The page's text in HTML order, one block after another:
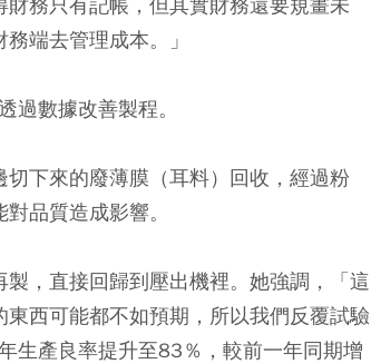
端去管理成本。」
數據改善製程。
下來的廢薄膜（耳料）回收，經過粉
品質造成影響。
，直接回歸到壓出機裡。她強調，「這
西可能都不如預期，所以我們反覆試驗
生產良率提升至83％，較前一年同期增